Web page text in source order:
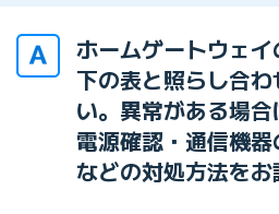
ホームゲートウェ
下の表と照らし合
い。異常がある場
電源確認・通信機
などの対処方法をお